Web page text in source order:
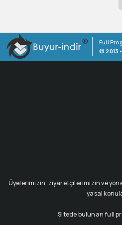
Full
© 2013
Üyelerimizin, ziyaretçilerimizin ve
yasal
Sitede bulunan full